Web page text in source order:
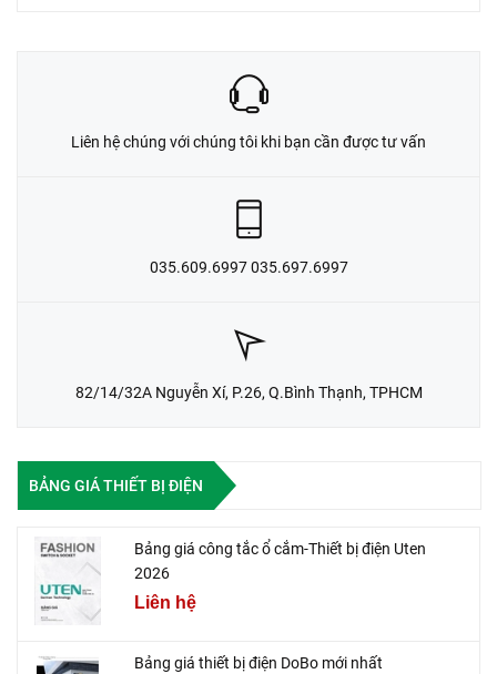
Liên hệ chúng với chúng tôi khi bạn cần được tư vấn
035.609.6997 035.697.6997
82/14/32A Nguyễn Xí, P.26, Q.Bình Thạnh, TPHCM
BẢNG GIÁ THIẾT BỊ ĐIỆN
Bảng giá công tắc ổ cắm-Thiết bị điện Uten
2026
Liên hệ
Bảng giá thiết bị điện DoBo mới nhất